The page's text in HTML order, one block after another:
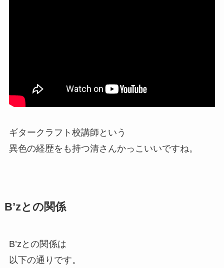
ギタークラフト校講師という
異色の経歴をも持つ清さんかっこいいですね。
B’zとの関係
B’zとの関係は
以下の通りです。